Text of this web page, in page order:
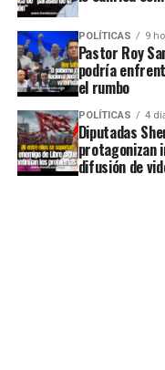
POLÍTICAS 9
Pastor Roy
podría
el rumbo
POLÍTICAS 4
Diputadas
protagonizan
difusión de